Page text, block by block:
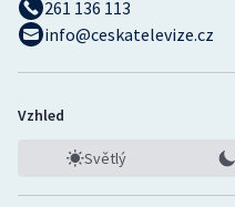
261 136 113
info@ceskatelevize.cz
Vzhled
Světlý